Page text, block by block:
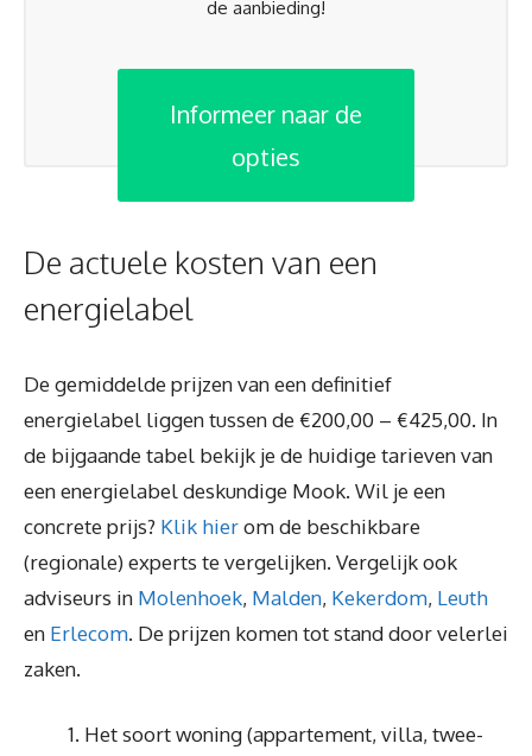
de aanbieding!
Informeer naar de
opties
De actuele kosten van een
energielabel
De gemiddelde prijzen van een definitief
energielabel liggen tussen de €200,00 – €425,00. In
de bijgaande tabel bekijk je de huidige tarieven van
een energielabel deskundige Mook. Wil je een
concrete prijs? Klik hierom de beschikbare
(regionale) experts te vergelijken. Vergelijk ook
adviseurs in Molenhoek, Malden, Kekerdom, Leuth
en Erlecom. De prijzen komen tot stand door velerlei
zaken.
Het soort woning (appartement, villa, twee-